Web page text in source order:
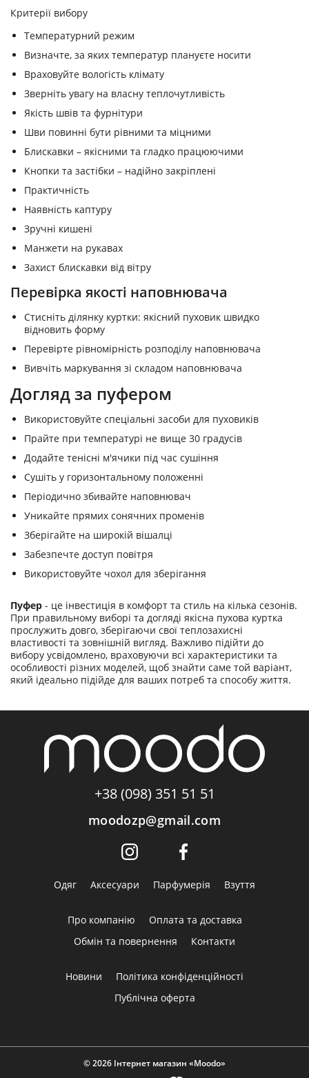
Критерії вибору
Температурний режим
Визначте, за яких температур плануєте носити
Враховуйте вологість клімату
Зверніть увагу на власну теплочутливість
Якість швів та фурнітури
Шви повинні бути рівними та міцними
Блискавки – якісними та гладко працюючими
Кнопки та застібки – надійно закріплені
Практичність
Наявність каптуру
Зручні кишені
Манжети на рукавах
Захист блискавки від вітру
Перевірка якості наповнювача
Стисніть ділянку куртки: якісний пуховик швидко
відновить форму
Перевірте рівномірність розподілу наповнювача
Вивчіть маркування зі складом наповнювача
Догляд за пуфером
Використовуйте спеціальні засоби для пуховиків
Прайте при температурі не вище 30 градусів
Додайте тенісні м'ячики під час сушіння
Сушіть у горизонтальному положенні
Періодично збивайте наповнювач
Уникайте прямих сонячних променів
Зберігайте на широкій вішалці
Забезпечте доступ повітря
Використовуйте чохол для зберігання
Пуфер - це інвестиція в комфорт та стиль на кілька сезонів.
При правильному виборі та догляді якісна пухова куртка
прослужить довго, зберігаючи свої теплозахисні
властивості та зовнішній вигляд. Важливо підійти до
вибору усвідомлено, враховуючи всі характеристики та
особливості різних моделей, щоб знайти саме той варіант,
який ідеально підійде для ваших потреб та способу життя.
+38 (098) 351 51 51
moodozp@gmail.com
Одяг Аксесуари Парфумерія Взуття
Про компанію
Оплата та доставка
Обмін та повернення
Контакти
Новини
Політика конфіденційності
Публічна оферта
© 2026 Інтернет магазин «Moodo»